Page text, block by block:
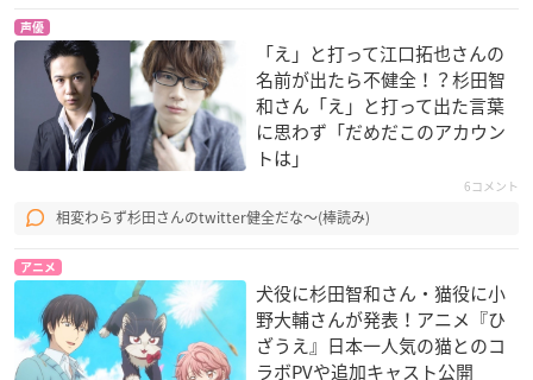
声優
「え」と打って江口拓也さんの
名前が出たら不健全！？杉田智
和さん「え」と打って出た言葉
に思わず「だめだこのアカウン
トは」
6コメント
相変わらず杉田さんのtwitter健全だな〜(棒読み)
アニメ
犬役に杉田智和さん・猫役に小
野大輔さんが発表！アニメ『ひ
ざうえ』日本一人気の猫とのコ
ラボPVや追加キャスト公開